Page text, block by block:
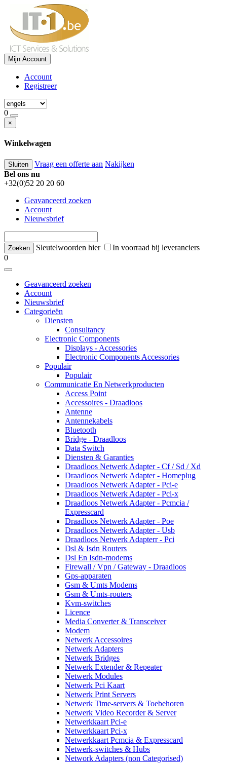
Mijn Account
Account
Registreer
0
×
Winkelwagen
Sluiten Vraag een offerte aan Nakijken
Bel ons nu
+32(0)52 20 20 60
Geavanceerd zoeken
Account
Nieuwsbrief
Sleutelwoorden hier
In voorraad bij leveranciers
0
Geavanceerd zoeken
Account
Nieuwsbrief
Categorieën
Diensten
Consultancy
Electronic Components
Displays - Accessories
Electronic Components Accessories
Populair
Populair
Communicatie En Netwerkproducten
Access Point
Accessoires - Draadloos
Antenne
Antennekabels
Bluetooth
Bridge - Draadloos
Data Switch
Diensten & Garanties
Draadloos Netwerk Adapter - Cf / Sd / Xd
Draadloos Netwerk Adapter - Homeplug
Draadloos Netwerk Adapter - Pci-e
Draadloos Netwerk Adapter - Pci-x
Draadloos Netwerk Adapter - Pcmcia /
Expresscard
Draadloos Netwerk Adapter - Poe
Draadloos Netwerk Adapter - Usb
Draadloos Netwerk Adapterr - Pci
Dsl & Isdn Routers
Dsl En Isdn-modems
Firewall / Vpn / Gateway - Draadloos
Gps-apparaten
Gsm & Umts Modems
Gsm & Umts-routers
Kvm-switches
Licence
Media Converter & Transceiver
Modem
Netwerk Accessoires
Netwerk Adapters
Netwerk Bridges
Netwerk Extender & Repeater
Netwerk Modules
Netwerk Pci Kaart
Netwerk Print Servers
Netwerk Time-servers & Toebehoren
Netwerk Video Recorder & Server
Netwerkkaart Pci-e
Netwerkkaart Pci-x
Netwerkkaart Pcmcia & Expresscard
Netwerk-switches & Hubs
Network Adapters (non Categorised)